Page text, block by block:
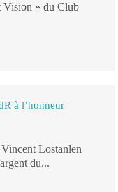
Vision » du Club
à l’honneur
Lostanlen
du...